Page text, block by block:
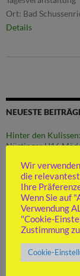
Ort: Bad
Details
NEUESTE
Hinter den
Nürtinger U16
Vereinsjugend-
Abstiegsspiel
Allgemeine
Wir
die
Ihre
Wenn Sie auf
Verwendung
"Cookie-
Zustimmung
Cookie-